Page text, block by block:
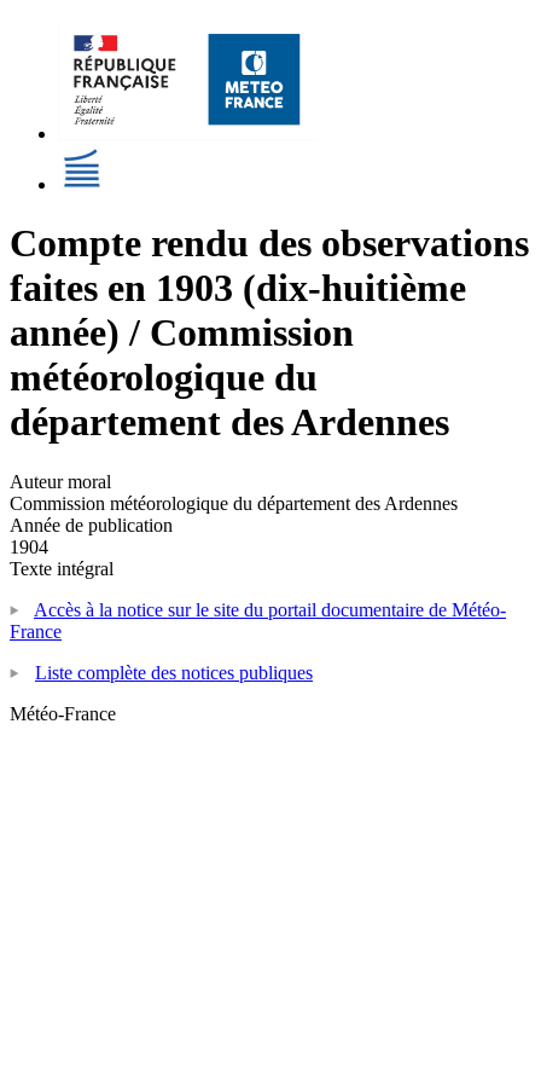
Compte rendu des observations
faites en 1903 (dix-huitième
année) / Commission
météorologique du
département des Ardennes
Auteur moral
Commission météorologique du département des Ardennes
Année de publication
1904
Texte intégral
Accès à la notice sur le site du portail documentaire de Météo-
France
Liste complète des notices publiques
Météo-France